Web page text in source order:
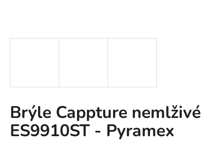
Brýle Cappture nemlživé
ES9910ST - Pyramex
Í
HLEDAT